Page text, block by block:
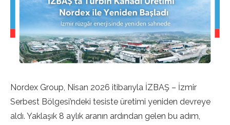
Nordex Group, Nisan 2026 itibarıyla İZBAŞ – İzmir
Serbest Bölgesi’ndeki tesiste üretimi yeniden devreye
aldı. Yaklaşık 8 aylık aranın ardından gelen bu adım,